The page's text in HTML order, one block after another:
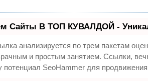
Сайты В ТОП КУВАЛДОЙ -
анализируется по трем пакетам
и простым занятием. Ссылки,
потенциал SeoHammer для